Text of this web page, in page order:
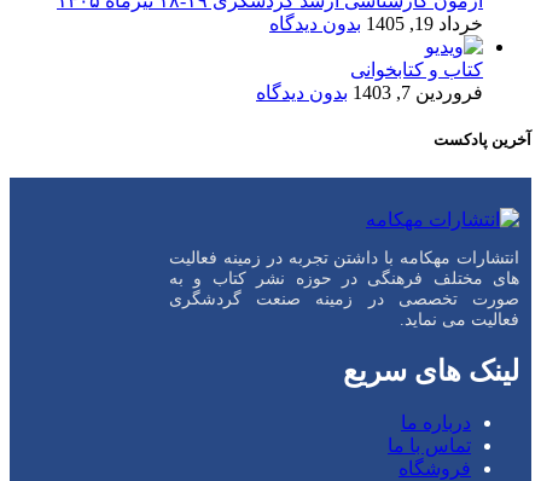
خرداد 19, 1405
بدون دیدگاه
کتاب و کتابخوانی
فروردین 7, 1403
بدون دیدگاه
آخرین پادکست
انتشارات مهکامه با داشتن تجربه در زمینه فعالیت
های مختلف فرهنگی در حوزه نشر کتاب و به
صورت تخصصی در زمینه صنعت گردشگری
فعالیت می نماید.
لینک های سریع
درباره ما
تماس با ما
فروشگاه